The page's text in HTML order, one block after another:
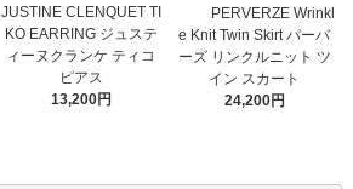
JUSTINE CLENQUET TI
KO EARRING ジュステ
ィーヌクランケ ティコ
ピアス
13,200円
PERVERZE Wrinkl
e Knit Twin Skirt パーバ
ーズ リンクルニット ツ
イン スカート
24,200円